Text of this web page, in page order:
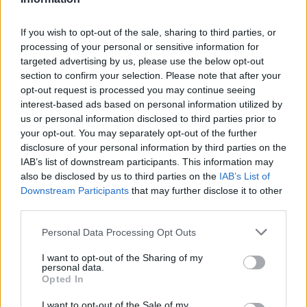
If you wish to opt-out of the sale, sharing to third parties, or
processing of your personal or sensitive information for
targeted advertising by us, please use the below opt-out
section to confirm your selection. Please note that after your
opt-out request is processed you may continue seeing
interest-based ads based on personal information utilized by
us or personal information disclosed to third parties prior to
your opt-out. You may separately opt-out of the further
disclosure of your personal information by third parties on the
IAB’s list of downstream participants. This information may
also be disclosed by us to third parties on the IAB’s List of
Downstream Participants that may further disclose it to other
Personal Data Processing Opt Outs
I want to opt-out of the Sharing of my
personal data.
Opted In
1.12.2016 09:08 | ZLÍN (
představí Muzeum
jihovýchodní Moravy ve Zlíně.
Výstava nazvaná Létající
drahokamy začíná 1. prosince
a potrvá do 29. ledna 2017. Na výstavě jsou originálním způsobem
představovány zdánlivě nesourodé kombinace tvořené
vypreparovanými exempláři hmyzu a zástupci z říše nerostů či
hornin, sdělila Alena Babicová, mluvčí Baťova institutu, ve kterém
muzeum sídlí.
Odpadky z pláží přetváří Nizozemec v umělecká díla
20.10.2016 13:22 | SCHEVENINGEN ( ČTK)
Když jeho dvouletý synek na
kostarické pláží s bílým pískem
exotické mušle, přivedlo to
nakonec na nápad vytvářet umělecká díla z odpadků posbíraných
na nizozemských plážích, píše agentura AFP.